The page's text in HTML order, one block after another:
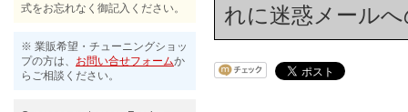
式をお忘れなく御記入ください。
※ 業販希望・チューニングショッ
プの方は、 お問い合せフォームか
らご相談ください。
れに迷惑メール